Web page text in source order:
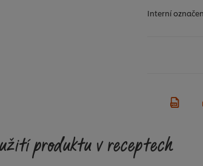
Interní
produktu v receptech